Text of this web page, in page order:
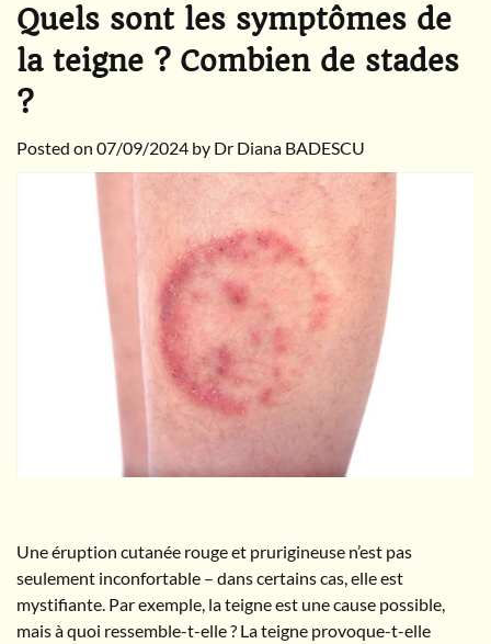
Quels sont les symptômes de
la teigne ? Combien de stades
?
Posted on 07/09/2024 by Dr Diana BADESCU
Une éruption cutanée rouge et prurigineuse n’est pas
seulement inconfortable – dans certains cas, elle est
mystifiante. Par exemple, la teigne est une cause possible,
mais à quoi ressemble-t-elle ? La teigne provoque-t-elle